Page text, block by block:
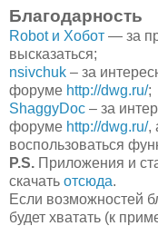
Благодарность
Robot и Хобот — за
высказаться;
nsivchuk – за
форуме http://dwg.ru/;
ShaggyDoc – за
форуме http://dwg.ru/,
воспользоваться
P.S. Приложения и
скачать отсюда.
Если возможностей
будет хватать (к